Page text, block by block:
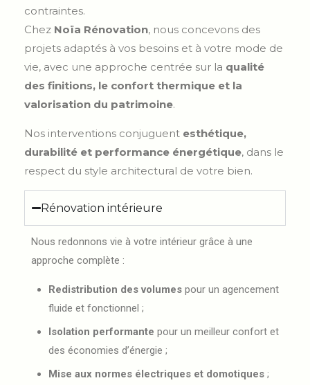
contraintes.
Chez Noïa Rénovation, nous concevons des
projets adaptés à vos besoins et à votre mode de
vie, avec une approche centrée sur la qualité
des finitions, le confort thermique et la
valorisation du patrimoine.
Nos interventions conjuguent esthétique,
durabilité et performance énergétique, dans le
respect du style architectural de votre bien.
Rénovation intérieure
Nous redonnons vie à votre intérieur grâce à une
approche complète :
Redistribution des volumes pour un agencement
fluide et fonctionnel ;
Isolation performante pour un meilleur confort et
des économies d’énergie ;
Mise aux normes électriques et domotiques ;